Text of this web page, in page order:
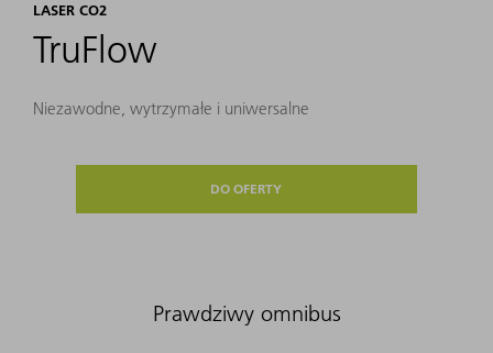
LASER CO2
TruFlow
Niezawodne, wytrzymałe i uniwersalne
DO OFERTY
Prawdziwy omnibus